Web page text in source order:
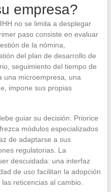
empresa?
no se limita a desplegar
paso consiste en evaluar
de la nómina,
del plan de desarrollo de
seguimiento del tiempo de
microempresa, una
impone sus propias
guiar su decisión. Priorice
módulos especializados
de adaptarse a sus
regulatorias. La
descuidada: una interfaz
de uso facilitan la adopción
reticencias al cambio.